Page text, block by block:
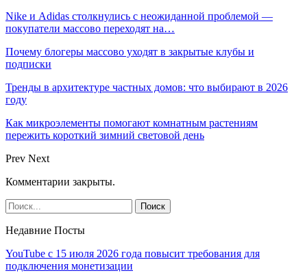
Nike и Adidas столкнулись с неожиданной проблемой —
покупатели массово переходят на…
Почему блогеры массово уходят в закрытые клубы и
подписки
Тренды в архитектуре частных домов: что выбирают в 2026
году
Как микроэлементы помогают комнатным растениям
пережить короткий зимний световой день
Prev Next
Комментарии закрыты.
Недавние Посты
YouTube с 15 июля 2026 года повысит требования для
подключения монетизации